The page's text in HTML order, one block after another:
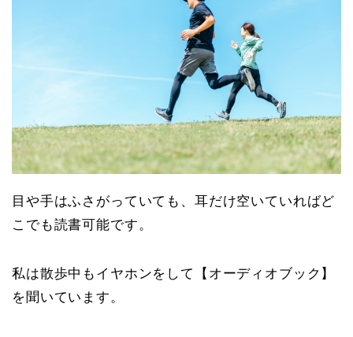
目や手はふさがっていても、耳だけ空いていればど
こでも読書可能です。
私は散歩中もイヤホンをして【オーディオブック】
を聞いています。